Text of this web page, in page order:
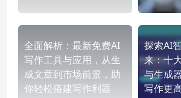
全面解析：最新免费AI
写作工具与应用，从生
成文章到市场前景，助
你轻松搭建写作利器
探索AI
来：十
与生成
写作更